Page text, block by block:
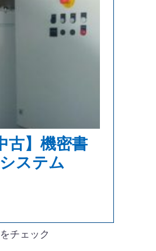
古】機密書
ステム
チェック